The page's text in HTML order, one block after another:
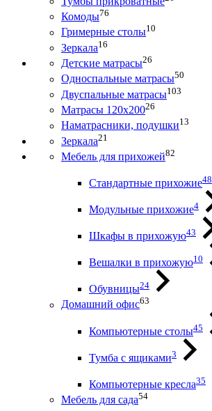
Комоды76
Гримерные столы10
Зеркала16
Детские матрасы26
Односпальные матрасы50
Двуспальные матрасы103
Матрасы 120х20026
Наматрасники, подушки13
Зеркала21
Мебель для прихожей82
Стандартные прихожие48
Модульные прихожие4
Шкафы в прихожую43
Вешалки в прихожую10
Обувницы24
Домашний офис63
Компьютерные столы45
Тумба с ящиками3
Компьютерные кресла35
Мебель для сада54